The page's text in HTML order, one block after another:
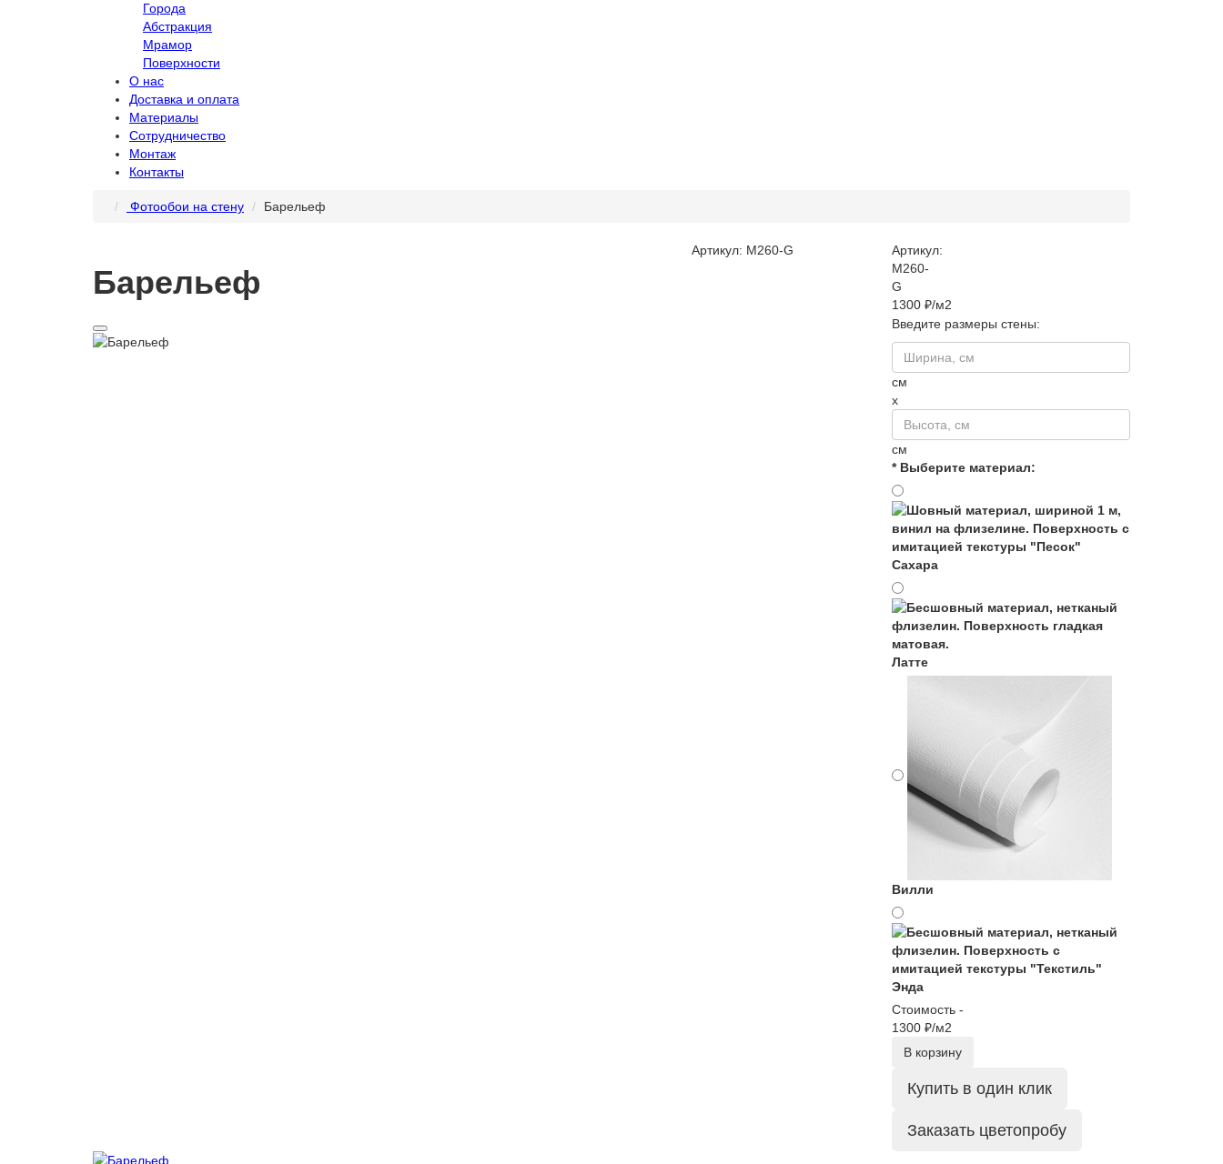
Города
Абстракция
Мрамор
Поверхности
О нас
Доставка и оплата
Материалы
Сотрудничество
Монтаж
Контакты
Фотообои на стену Барельеф
Барельеф
Артикул: M260-G
Артикул:
M260-
G
1300 ₽/м2
Введите размеры стены:
см
x
см
* Выберите материал:
Сахара
Латте
Вилли
Энда
Стоимость -
1300 ₽/м2
В корзину
Купить в один клик
Заказать цветопробу